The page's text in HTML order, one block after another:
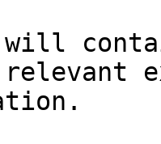
will